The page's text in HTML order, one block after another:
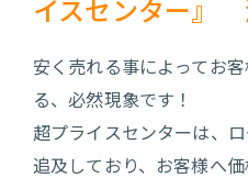
イスセンター』
安く売れる事によってお
る、必然現象です！
超プライスセンターは、
追及しており、お客様へ価